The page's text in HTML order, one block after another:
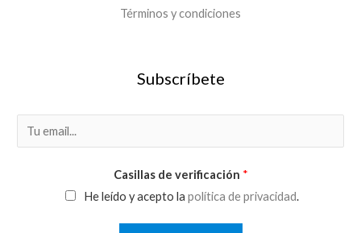
Términos y condiciones
Subscríbete
m
Casillas de verificación *
He leído y acepto la política de privacidad.